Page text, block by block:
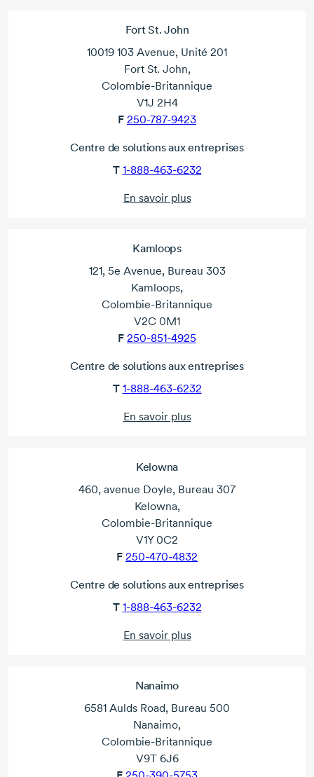
Fort St. John
10019 103 Avenue, Unité 201
Fort St. John,
Colombie-Britannique
V1J 2H4
F 250-787-9423
Centre de solutions aux entreprises
T 1-888-463-6232
En savoir plus
Kamloops
121, 5e Avenue, Bureau 303
Kamloops,
Colombie-Britannique
V2C 0M1
F 250-851-4925
Centre de solutions aux entreprises
T 1-888-463-6232
En savoir plus
Kelowna
460, avenue Doyle, Bureau 307
Kelowna,
Colombie-Britannique
V1Y 0C2
F 250-470-4832
Centre de solutions aux entreprises
T 1-888-463-6232
En savoir plus
Nanaimo
6581 Aulds Road, Bureau 500
Nanaimo,
Colombie-Britannique
V9T 6J6